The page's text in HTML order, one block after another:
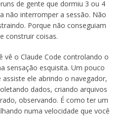
de gente que dormiu 3 ou 4
não interromper a sessão. Não
Porque não conseguiam
construir coisas.
vê o Claude Code controlando o
sensação esquisita. Um pouco
ele abrindo o navegador,
dados, criando arquivos
observando. É como ter um
numa velocidade que você